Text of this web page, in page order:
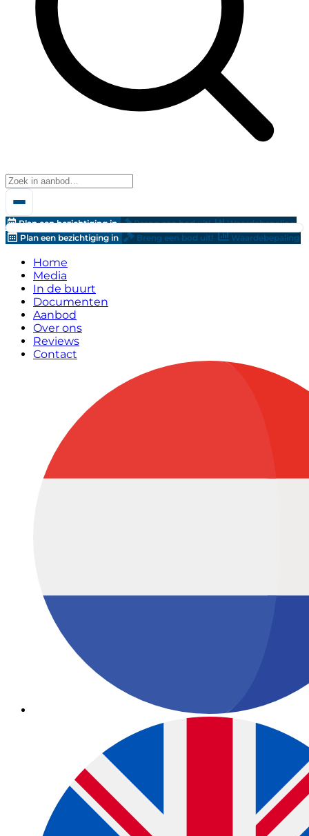
Plan een bezichtiging in Breng een bod uit!
Waardebepaling
Plan een bezichtiging in
Breng een bod uit! Waardebepaling
Home
Media
In de buurt
Documenten
Aanbod
Over ons
Reviews
Contact